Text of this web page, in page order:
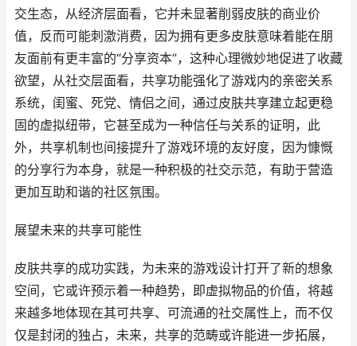
交生态，从经济层面看，它并未显著削弱皮肤的商业价
值，反而可能刺激消费，因为拥有更多皮肤意味着能在朋
友面前有更丰富的“分享资本”，这种心理微妙地促进了收藏
欲望，从社交层面看，共享功能强化了游戏内的亲密关系
系统，闺蜜、死党、情侣之间，通过皮肤共享建立起更稳
固的虚拟纽带，它甚至成为一种信任与关系的证明，此
外，共享机制也间接提升了游戏环境的友好度，因为慷慨
的分享行为本身，就是一种积极的社交示范，有助于营造
更加互助和谐的社区氛围。
展望未来的共享可能性
皮肤共享的成功实践，为未来的游戏设计打开了新的想象
空间，它或许预示着一种趋势，即虚拟物品的价值，将越
来越多地体现在其可共享、可流通的社交属性上，而不仅
仅是封闭的独占，未来，共享的范畴或许能进一步拓展，